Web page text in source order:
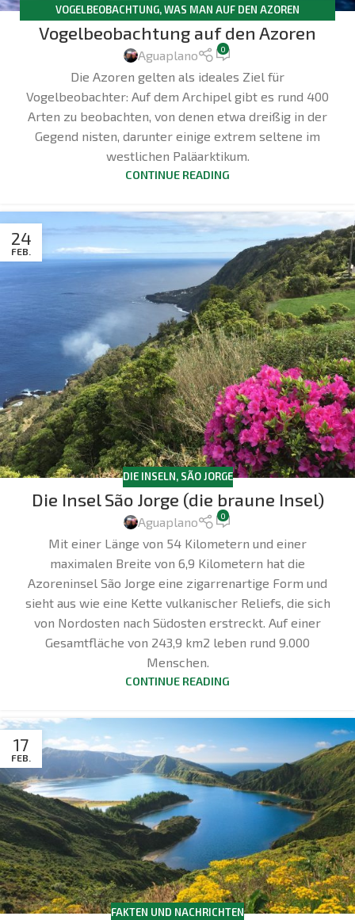
VOGELBEOBACHTUNG,WAS MAN AUF DEN AZOREN
UNTERNEHMEN KANN
Vogelbeobachtung auf den Azoren
Aguaplano 0
Die Azoren gelten als ideales Ziel für
Vogelbeobachter: Auf dem Archipel gibt es rund 400
Arten zu beobachten, von denen etwa dreißig in der
Gegend nisten, darunter einige extrem seltene im
westlichen Paläarktikum.
CONTINUE READING
24
FEB.
DIE INSELN, SÃO JORGE
Die Insel São Jorge (die braune Insel)
Aguaplano 0
Mit einer Länge von 54 Kilometern und einer
maximalen Breite von 6,9 Kilometern hat die
Azoreninsel São Jorge eine zigarrenartige Form und
sieht aus wie eine Kette vulkanischer Reliefs, die sich
von Nordosten nach Südosten erstreckt. Auf einer
Gesamtfläche von 243,9 km2 leben rund 9.000
Menschen.
CONTINUE READING
17
FEB.
FAKTEN UND NACHRICHTEN